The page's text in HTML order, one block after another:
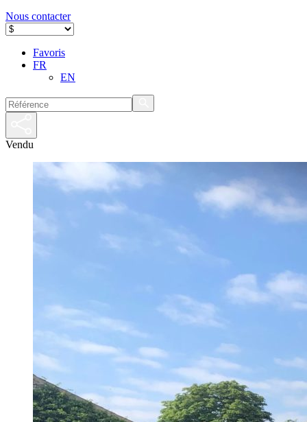
Nous contacter
Favoris
FR
EN
Vendu